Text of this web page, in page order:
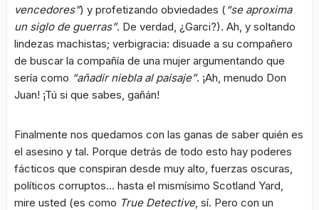
vencedores”) y profetizando obviedades ( “se aproxima
un siglo de guerras”. De verdad, ¿Garci?). Ah, y soltando
lindezas machistas; verbigracia: disuade a su compañero
de buscar la compañía de una mujer argumentando que
sería como “añadir niebla al paisaje”. ¡Ah, menudo Don
Juan! ¡Tú si que sabes, gañán!
Finalmente nos quedamos con las ganas de saber quién es
el asesino y tal. Porque detrás de todo esto hay poderes
fácticos que conspiran desde muy alto, fuerzas oscuras,
políticos corruptos… hasta el mismísimo Scotland Yard,
mire usted (es como True Detective, sí. Pero con un